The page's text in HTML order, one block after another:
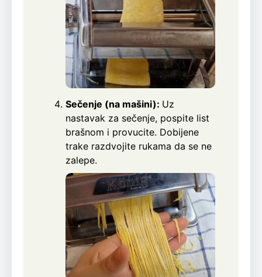
Sečenje (na mašini): Uz
nastavak za sečenje, pospite list
brašnom i provucite. Dobijene
trake razdvojite rukama da se ne
zalepe.